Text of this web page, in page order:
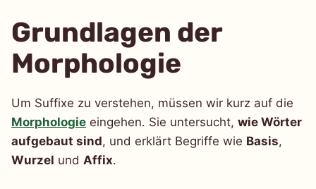
Grundlagen der
Morphologie
Um Suffixe zu verstehen, müssen wir kurz auf die
Morphologie eingehen. Sie untersucht, wie Wörter
aufgebaut sind, und erklärt Begriffe wie Basis,
Wurzel und Affix.